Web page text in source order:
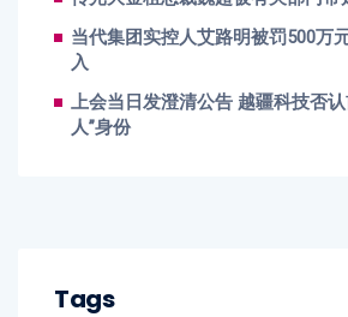
当代集团实控人艾路明被罚500万
入
上会当日发澄清公告 越疆科技否认
人”身份
Tags